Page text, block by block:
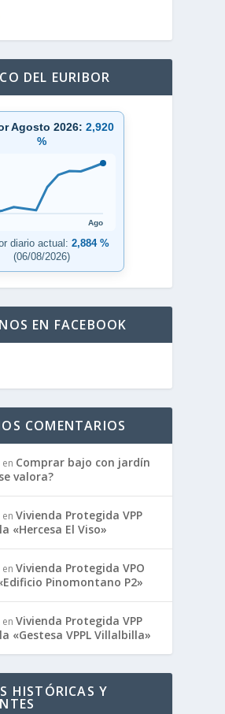
DEL EURIBOR
Agosto 2026:2,920
%
Ago
diario actual: 2,884 %
(06/08/2026)
EN FACEBOOK
COMENTARIOS
en Comprar bajo con jardín
valora?
enVivienda Protegida VPP
«Hercesa El Viso»
enVivienda Protegida VPO
Pinomontano P2»
enVivienda Protegida VPP
«Gestesa VPPL Villalbilla»
HISTÓRICAS Y